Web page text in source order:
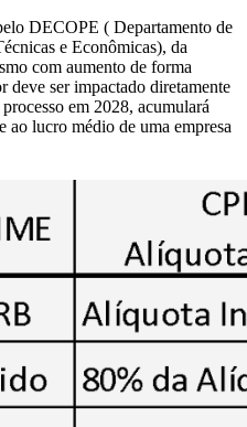
DECOPE ( Departamento de
e Econômicas), da
com aumento de forma
deve ser impactado diretamente
em 2028, acumulará
ao lucro médio de uma empresa